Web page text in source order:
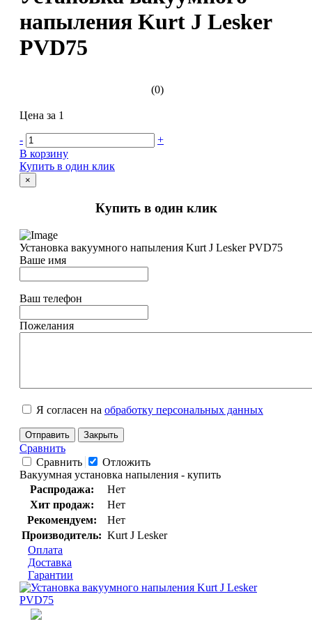
напыления Kurt J Lesker
PVD75
(0)
Цена за 1
-
+
В корзину
Купить в один клик
×
Купить в один клик
Установка вакуумного напыления Kurt J Lesker PVD75
Ваше имя
Ваш телефон
Пожелания
Я согласен на обработку персональных данных
Отправить Закрыть
Сравнить
Сравнить
Отложить
Вакуумная установка напыления - купить
Распродажа:
Нет
Хит продаж:
Нет
Рекомендуем:
Нет
Производитель: Kurt J Lesker
Оплата
Доставка
Гарантии